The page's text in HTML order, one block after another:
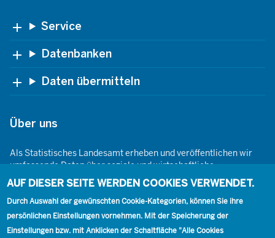
Footer Service
Datenbanken
Daten übermitteln
Über uns
Als Statistisches Landesamt erheben und veröffentlichen wir
umfassende Daten über soziale und wirtschaftliche
Gegebenheiten. Dabei sind wir den Grundsätzen der Neutralität,
Objektivität, wissenschaftlichen Unabhängigkeit und der
statistischen Geheimhaltung verpflichtet.
AUF DIESER SEITE WERDEN COOKIES VERWENDET.
Durch Auswahl der gewünschten Cookie-Kategorien, können Sie ihre
persönlichen Einstellungen vornehmen. Mit der Speicherung der
Einstellungen bzw. mit Anklicken der Schaltfläche "Alle Cookies